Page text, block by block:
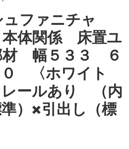
ファニチャ
体関係 床置ユ
材 幅５３３ ６
〈ホワイト
ールあり （内
）×引出し（標